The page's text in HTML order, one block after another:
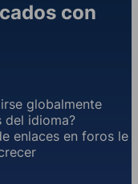
con
globalmente
del idioma?
enlaces en foros le